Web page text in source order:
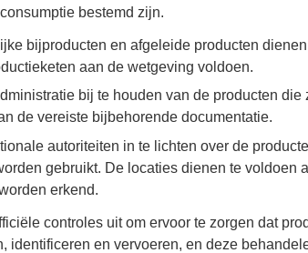
bestemd zijn.
bijproducten en afgeleide producten
aan de wetgeving voldoen.
bij te houden van de producten die
de vereiste bijbehorende documentatie.
autoriteiten in te lichten over de
gebruikt. De locaties dienen te voldoen
erkend.
controles uit om ervoor te zorgen dat
identificeren en vervoeren, en deze